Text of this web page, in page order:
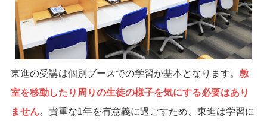
東進の受講は個別ブースでの学習が基本となります。 教
室を移動したり周りの生徒の様子を気にする必要はあり
ません。貴重な1年を有意義に過ごすため、東進は学習に